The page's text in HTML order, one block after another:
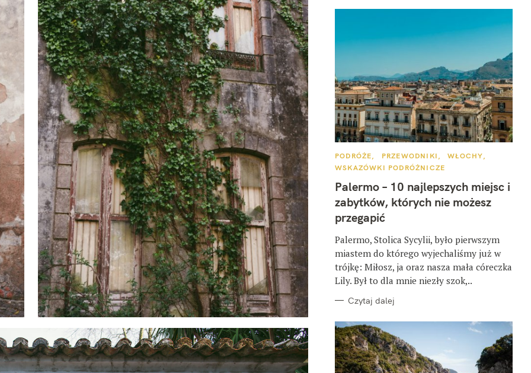
K
T
G
O
R
I
E
PODRÓŻE PRZEWODNIKI
WŁOCHY
WSKAZÓWKI PODRÓŻNICZE
Palermo – 10 najlepszych miejsc i
zabytków, których nie możesz
przegapić
Palermo, Stolica Sycylii, było pierwszym
miastem do którego wyjechaliśmy już w
trójkę: Miłosz, ja oraz nasza mała córeczka
Lily. Był to dla mnie niezły szok,..
Czytaj dalej
Wciśnij Esc by anulować.